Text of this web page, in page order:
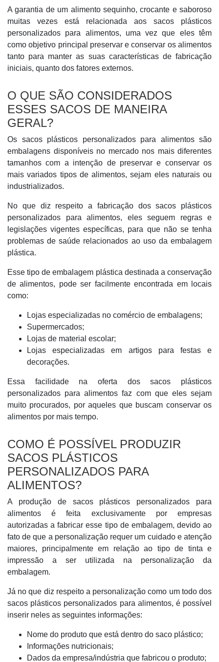
A garantia de um alimento sequinho, crocante e saboroso
muitas vezes está relacionada aos sacos plásticos
personalizados para alimentos, uma vez que eles têm
como objetivo principal preservar e conservar os alimentos
tanto para manter as suas características de fabricação
iniciais, quanto dos fatores externos.
O QUE SÃO CONSIDERADOS
ESSES SACOS DE MANEIRA
GERAL?
Os sacos plásticos personalizados para alimentos são
embalagens disponíveis no mercado nos mais diferentes
tamanhos com a intenção de preservar e conservar os
mais variados tipos de alimentos, sejam eles naturais ou
industrializados.
No que diz respeito a fabricação dos sacos plásticos
personalizados para alimentos, eles seguem regras e
legislações vigentes específicas, para que não se tenha
problemas de saúde relacionados ao uso da embalagem
plástica.
Esse tipo de embalagem plástica destinada a conservação
de alimentos, pode ser facilmente encontrada em locais
como:
Lojas especializadas no comércio de embalagens;
Supermercados;
Lojas de material escolar;
Lojas especializadas em artigos para festas e
decorações.
Essa facilidade na oferta dos sacos plásticos
personalizados para alimentos faz com que eles sejam
muito procurados, por aqueles que buscam conservar os
alimentos por mais tempo.
COMO É POSSÍVEL PRODUZIR
SACOS PLÁSTICOS
PERSONALIZADOS PARA
ALIMENTOS?
A produção de sacos plásticos personalizados para
alimentos é feita exclusivamente por empresas
autorizadas a fabricar esse tipo de embalagem, devido ao
fato de que a personalização requer um cuidado e atenção
maiores, principalmente em relação ao tipo de tinta e
impressão a ser utilizada na personalização da
embalagem.
Já no que diz respeito a personalização como um todo dos
sacos plásticos personalizados para alimentos, é possível
inserir neles as seguintes informações:
Nome do produto que está dentro do saco plástico;
Informações nutricionais;
Dados da empresa/indústria que fabricou o produto;